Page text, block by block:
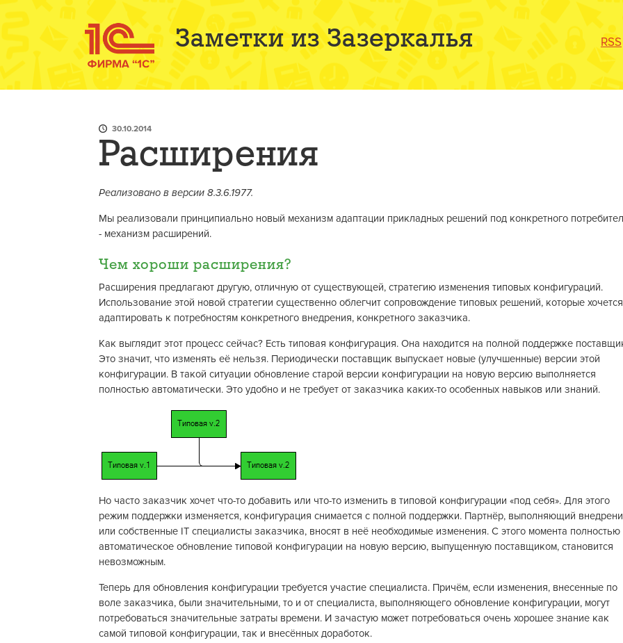
Заметки из Зазеркалья RSS
30.10.2014
Расширения
Реализовано в версии 8.3.6.1977.
Мы реализовали принципиально новый механизм адаптации прикладных решений под конкретного
- механизм расширений.
Чем хороши расширения?
Расширения предлагают другую, отличную от существующей, стратегию изменения типовых конфигураций.
Использование этой новой стратегии существенно облегчит сопровождение типовых решений, которые хочется
адаптировать к потребностям конкретного внедрения, конкретного заказчика.
Как выглядит этот процесс сейчас? Есть типовая конфигурация. Она находится на полной поддержке
Это значит, что изменять её нельзя. Периодически поставщик выпускает новые (улучшенные) версии этой
конфигурации. В такой ситуации обновление старой версии конфигурации на новую версию выполняется
полностью автоматически. Это удобно и не требует от заказчика каких-то особенных навыков или знаний.
Но часто заказчик хочет что-то добавить или что-то изменить в типовой конфигурации «под себя». Для этого
режим поддержки изменяется, конфигурация снимается с полной поддержки. Партнёр, выполняющий
или собственные IT специалисты заказчика, вносят в неё необходимые изменения. С этого момента полностью
автоматическое обновление типовой конфигурации на новую версию, выпущенную поставщиком, становится
невозможным.
Теперь для обновления конфигурации требуется участие специалиста. Причём, если изменения, внесенные по
воле заказчика, были значительными, то и от специалиста, выполняющего обновление конфигурации, могут
потребоваться значительные затраты времени. И зачастую может потребоваться очень хорошее знание как
самой типовой конфигурации, так и внесённых доработок.